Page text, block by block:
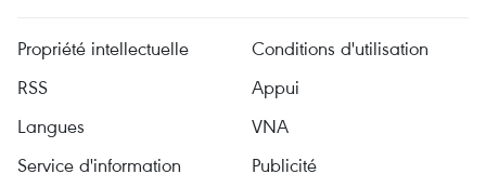
Propriété intellectuelle
Conditions d'utilisation
RSS
Appui
Langues
VNA
Service d'information
Publicité